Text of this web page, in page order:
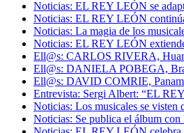
Noticias: EL REY LEÓN se
Noticias: EL REY LEÓN
Noticias: La magia de los
Noticias: EL REY LEÓN
Ell@s: CARLOS RIVERA,
Ell@s: DANIELA POBEGA,
Ell@s: DAVID COMRIE,
Entrevista: Sergi Albert: “EL
Noticias: Los musicales se visten
Noticias: Se publica el álbum